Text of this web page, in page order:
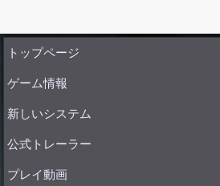
トップページ
ゲーム情報
新しいシステム
公式トレーラー
プレイ動画